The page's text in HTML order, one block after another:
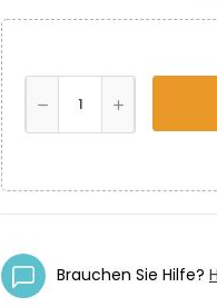
Brauchen Sie Hilfe?